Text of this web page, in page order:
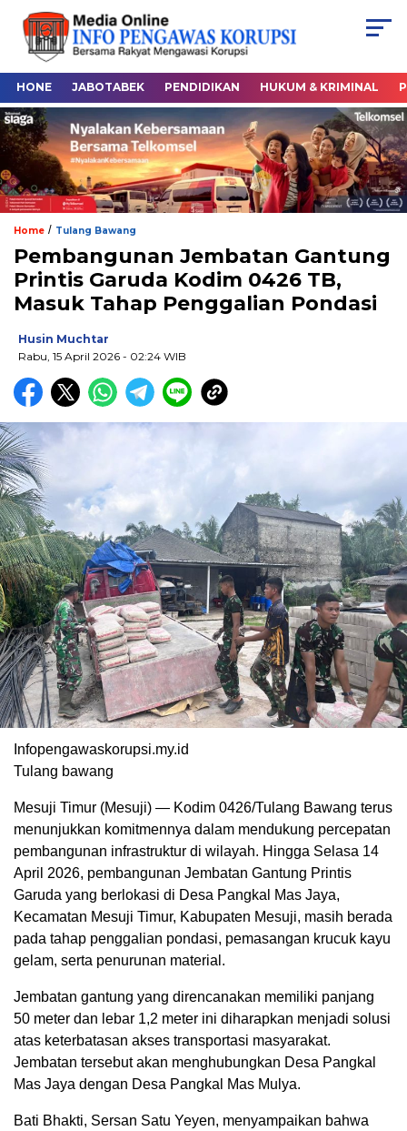
HONE JABOTABEK PENDIDIKAN HUKUM & KRIMINAL
Home / Tulang Bawang
Pembangunan Jembatan Gantung
Printis Garuda Kodim 0426 TB,
Masuk Tahap Penggalian Pondasi
Husin Muchtar
Rabu, 15 April 2026 - 02:24 WIB
Infopengawaskorupsi.my.id
Tulang bawang
Mesuji Timur (Mesuji) — Kodim 0426/Tulang Bawang terus
menunjukkan komitmennya dalam mendukung percepatan
pembangunan infrastruktur di wilayah. Hingga Selasa 14
April 2026, pembangunan Jembatan Gantung Printis
Garuda yang berlokasi di Desa Pangkal Mas Jaya,
Kecamatan Mesuji Timur, Kabupaten Mesuji, masih berada
pada tahap penggalian pondasi, pemasangan krucuk kayu
gelam, serta penurunan material.
Jembatan gantung yang direncanakan memiliki panjang
50 meter dan lebar 1,2 meter ini diharapkan menjadi solusi
atas keterbatasan akses transportasi masyarakat.
Jembatan tersebut akan menghubungkan Desa Pangkal
Mas Jaya dengan Desa Pangkal Mas Mulya.
Bati Bhakti, Sersan Satu Yeyen, menyampaikan bahwa